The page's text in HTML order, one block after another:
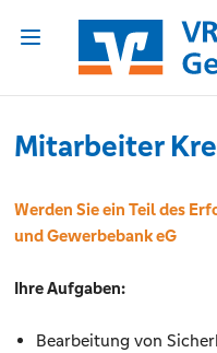
Mitarbeiter
Werden Sie ein Teil des
und Gewerbebank eG
Ihre Aufgaben:
Bearbeitung von